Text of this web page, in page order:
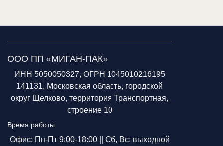
ООО ПП «МИГАН-ПАК»
ИНН 5050050327, ОГРН 1045010216195
141131, Московская область, городской
округ Щелково, территория Транспортная,
строение 10
Время работы
Офис: Пн-Пт 9:00-18:00 || Сб, Вс: выходной